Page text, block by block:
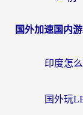
国外加速国内